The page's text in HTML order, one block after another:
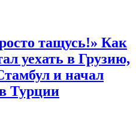
тащусь!» Как
уехать в Грузию,
и начал
Турции